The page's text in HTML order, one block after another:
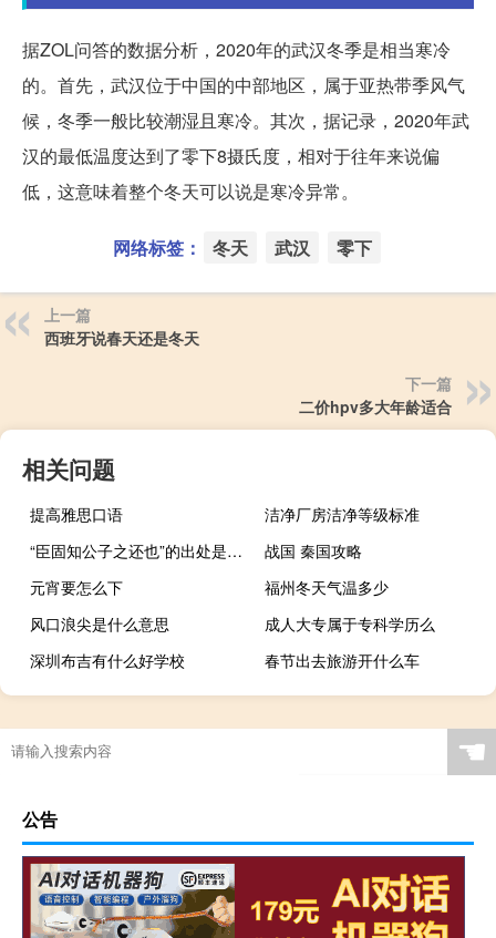
据ZOL问答的数据分析，2020年的武汉冬季是相当寒冷
的。首先，武汉位于中国的中部地区，属于亚热带季风气
候，冬季一般比较潮湿且寒冷。其次，据记录，2020年武
汉的最低温度达到了零下8摄氏度，相对于往年来说偏
低，这意味着整个冬天可以说是寒冷异常。
网络标签： 冬天 武汉 零下
上一篇
西班牙说春天还是冬天
下一篇
二价hpv多大年龄适合
相关问题
提高雅思口语
洁净厂房洁净等级标准
“臣固知公子之还也”的出处是哪里
战国 秦国攻略
元宵要怎么下
福州冬天气温多少
风口浪尖是什么意思
成人大专属于专科学历么
深圳布吉有什么好学校
春节出去旅游开什么车
☚
公告